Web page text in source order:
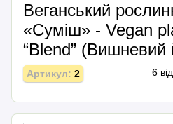
Веганський
«Суміш» - Vegan
“Вlend” (Вишневий
Артикул: 2 6